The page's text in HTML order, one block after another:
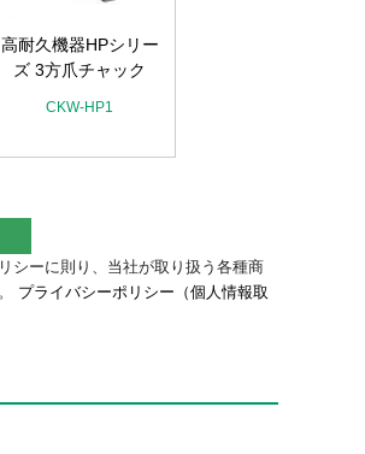
高耐久機器HPシリー
ズ 3方爪チャック
CKW-HP1
シーに則り、当社が取り扱う各種商
プライバシーポリシー（個人情報取